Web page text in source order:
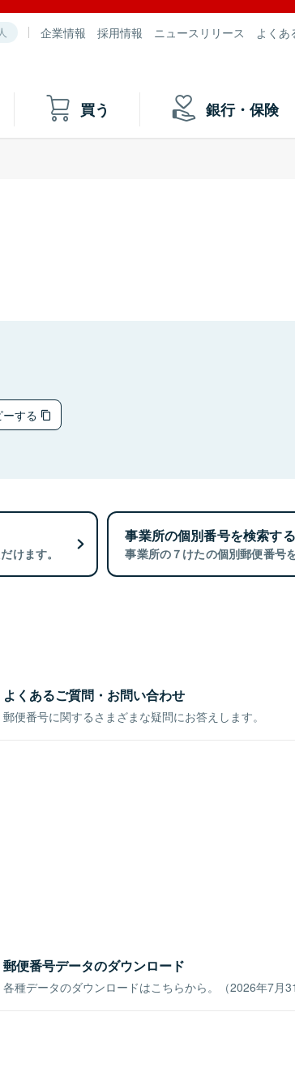
企業情報 採用情報 ニュースリリース よくあ
買う 銀行・保険
する
けます。
事業所の個別番号を検索する
事業所の７けたの個別郵便番号
よくあるご質問・お問い合わせ
郵便番号に関するさまざまな疑問にお答えします。
郵便番号データのダウンロード
各種データのダウンロードはこちらから。（2026年7月